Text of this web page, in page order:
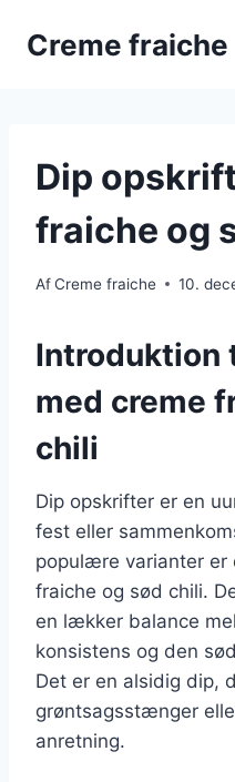
Creme fraiche
Dip
fraiche og
AfCreme fraiche 10.
Introduktion
med creme
chili
Dip opskrifter er en
fest eller
populære varianter er
fraiche og sød chili.
en lækker balance
konsistens og den
Det er en alsidig dip,
grøntsagsstænger
anretning.